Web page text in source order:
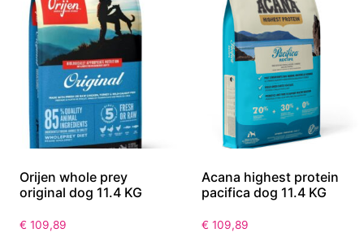
Orijen whole prey
original dog 11.4 KG
€ 109,89
Acana highest protein
pacifica dog 11.4 KG
€ 109,89